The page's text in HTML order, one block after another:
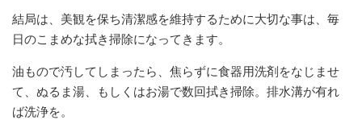
結局は、美観を保ち清潔感を維持するために大切な事は、毎
日のこまめな拭き掃除になってきます。
油もので汚してしまったら、焦らずに食器用洗剤をなじませ
て、ぬるま湯、もしくはお湯で数回拭き掃除。排水溝が有れ
ば洗浄を。